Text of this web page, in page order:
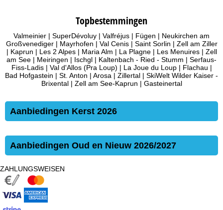
Topbestemmingen
Valmeinier | SuperDévoluy | Valfréjus | Fügen | Neukirchen am
Großvenediger| Mayrhofen | Val Cenis| Saint Sorlin | Zell am Ziller
| Kaprun | Les 2 Alpes| Maria Alm | La Plagne| Les Menuires| Zell
am See | Meiringen | Ischgl | Kaltenbach - Ried - Stumm | Serfaus-
Fiss-Ladis| Val d'Allos (Pra Loup) | La Joue du Loup| Flachau |
Bad Hofgastein | St. Anton | Arosa | Zillertal | SkiWelt Wilder Kaiser -
Brixental| Zell am See-Kaprun | Gasteinertal
Aanbiedingen Kerst 2026
Aanbiedingen Oud en Nieuw 2026/2027
ZAHLUNGSWEISEN